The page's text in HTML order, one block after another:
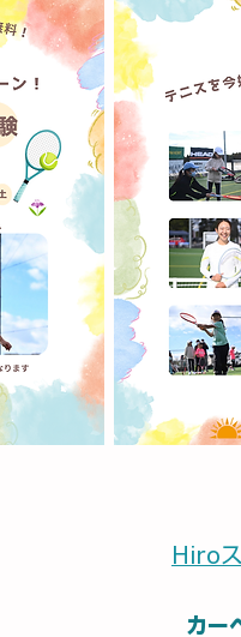
カー
Hiro